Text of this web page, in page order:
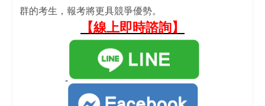
群的考生，報考將更具競爭優勢。
【線上即時諮詢】